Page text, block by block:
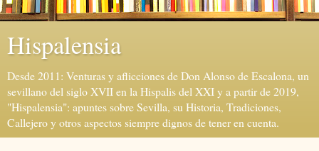
Hispalensia
Desde 2011: Venturas y aflicciones de Don Alonso de Escalona, un
sevillano del siglo XVII en la Hispalis del XXI y a partir de 2019,
"Hispalensia": apuntes sobre Sevilla, su Historia, Tradiciones,
Callejero y otros aspectos siempre dignos de tener en cuenta.